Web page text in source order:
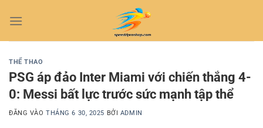
qua
THỂ THAO
PSG áp đảo Inter Miami với chiến thắng 4-
0: Messi bất lực trước sức mạnh tập thể
ĐĂNG VÀOTHÁNG 6 30, 2025 BỞI ADMIN